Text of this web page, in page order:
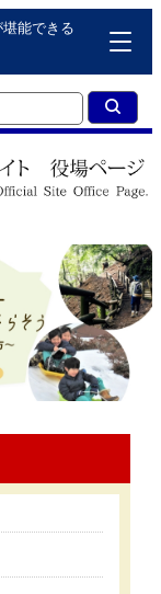
能できる